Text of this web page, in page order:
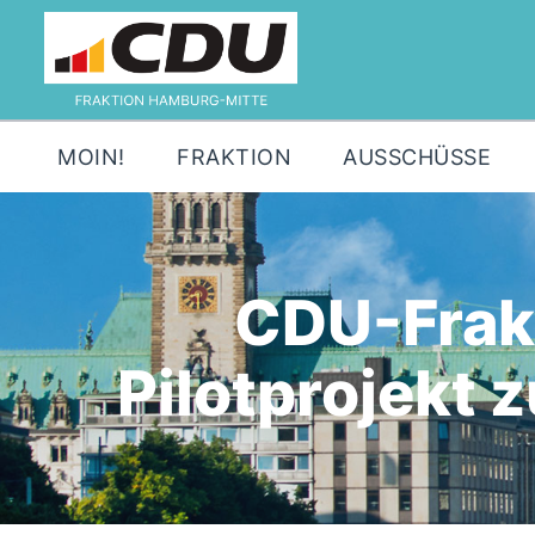
MOIN! FRAKTION AUSSCHÜSSE
CDU-
Pilotprojekt